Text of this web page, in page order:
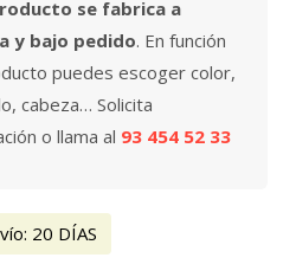
se fabrica a
y bajo pedido. En función
puedes escoger color,
cabeza… Solicita
o llama al 93 454 52 33
20 DÍAS